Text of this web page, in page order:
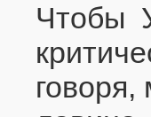
Чтобы